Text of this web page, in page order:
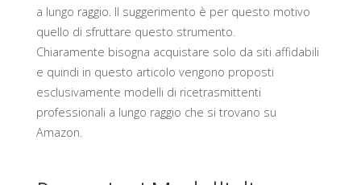
a lungo raggio. Il suggerimento è per questo motivo
quello di sfruttare questo strumento.
Chiaramente bisogna acquistare solo da siti affidabili
e quindi in questo articolo vengono proposti
esclusivamente modelli di ricetrasmittenti
professionali a lungo raggio che si trovano su
Amazon.